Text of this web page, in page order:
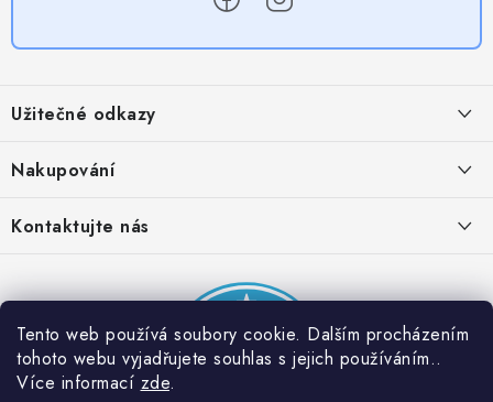
Tento web používá soubory cookie. Dalším procházením
tohoto webu vyjadřujete souhlas s jejich používáním..
Více informací zde.
p
a
Užitečné odkazy
Provizní systém
Partner stránek: Super plecháček
Nakupování
Podmínky akce 2 + 1 zdarma
Kontaktujte nás